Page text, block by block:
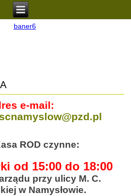
e-mail:
ROD czynne:
od 15:00 do 18:00
przy ulicy M. C.
w Namysłowie.